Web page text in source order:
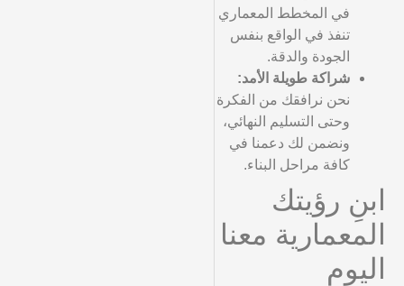
في المخطط المعماري
تنفذ في الواقع بنفس
الجودة والدقة.
شراكة طويلة الأمد:
نحن نرافقك من الفكرة
وحتى التسليم النهائي،
ونضمن لك دعمنا في
كافة مراحل البناء.
ابنِ رؤيتك
المعمارية معنا
اليوم